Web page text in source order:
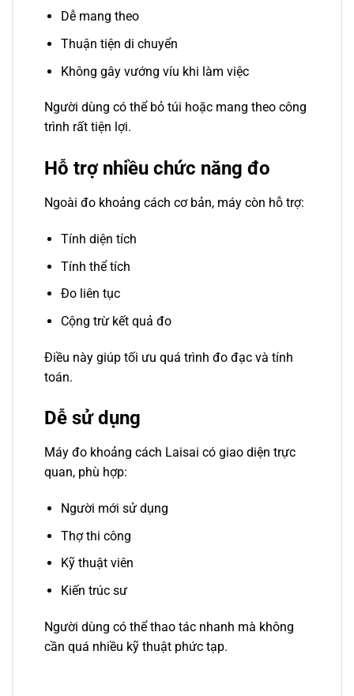
Dễ mang theo
Thuận tiện di chuyển
Không gây vướng víu khi làm việc
Người dùng có thể bỏ túi hoặc mang theo công
trình rất tiện lợi.
Hỗ trợ nhiều chức năng đo
Ngoài đo khoảng cách cơ bản, máy còn hỗ trợ:
Tính diện tích
Tính thể tích
Đo liên tục
Cộng trừ kết quả đo
Điều này giúp tối ưu quá trình đo đạc và tính
toán.
Dễ sử dụng
Máy đo khoảng cách Laisai có giao diện trực
quan, phù hợp:
Người mới sử dụng
Thợ thi công
Kỹ thuật viên
Kiến trúc sư
Người dùng có thể thao tác nhanh mà không
cần quá nhiều kỹ thuật phức tạp.